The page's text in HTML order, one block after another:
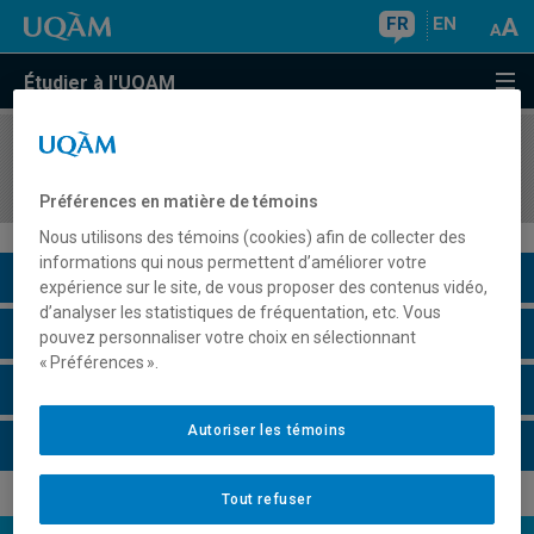
FR EN
Étudier à l'UQAM
COURS//
Description du cours
Horaire - Été 2026
Préférences en matière de témoins
Nous utilisons des témoins (cookies) afin de collecter des
informations qui nous permettent d’améliorer votre
expérience sur le site, de vous proposer des contenus vidéo,
d’analyser les statistiques de fréquentation, etc. Vous
pouvez personnaliser votre choix en sélectionnant
« Préférences ».
Tout refuser
Autoriser les témoins